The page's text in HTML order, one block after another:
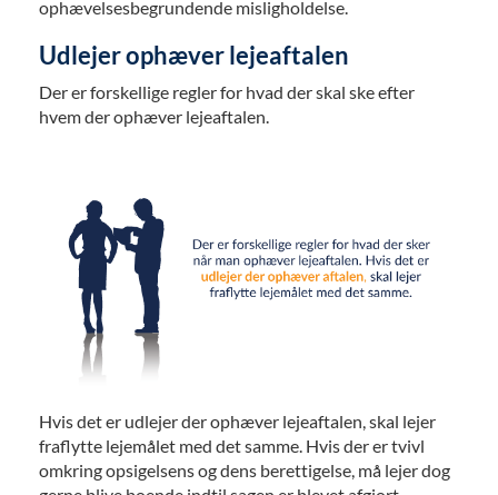
ophævelsesbegrundende misligholdelse.
Udlejer ophæver lejeaftalen
Der er forskellige regler for hvad der skal ske efter
hvem der ophæver lejeaftalen.
Hvis det er udlejer der ophæver lejeaftalen, skal lejer
fraflytte lejemålet med det samme. Hvis der er tvivl
omkring opsigelsens og dens berettigelse, må lejer dog